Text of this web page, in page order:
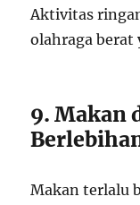
Aktivitas
olahraga berat
9. Makan
Makan terlalu